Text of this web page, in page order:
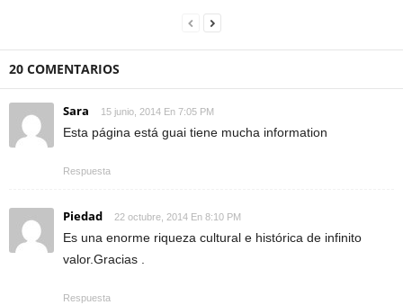
20 COMENTARIOS
Sara 15 junio, 2014 En 7:05 PM
Esta página está guai tiene mucha information
Respuesta
Piedad 22 octubre, 2014 En 8:10 PM
Es una enorme riqueza cultural e histórica de infinito
valor.Gracias .
Respuesta